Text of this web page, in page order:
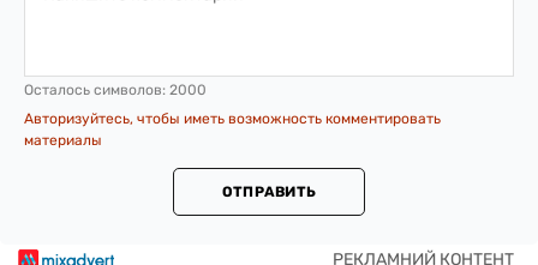
Осталось символов: 2000
Авторизуйтесь, чтобы иметь возможность комментировать
материалы
ОТПРАВИТЬ